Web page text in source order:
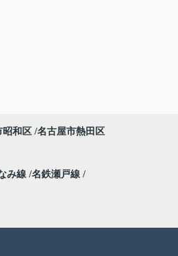
昭和区 名古屋市熱田区
み線 名鉄瀬戸線